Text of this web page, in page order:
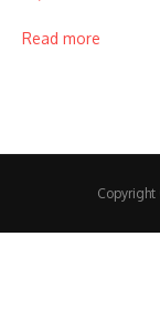
Read more